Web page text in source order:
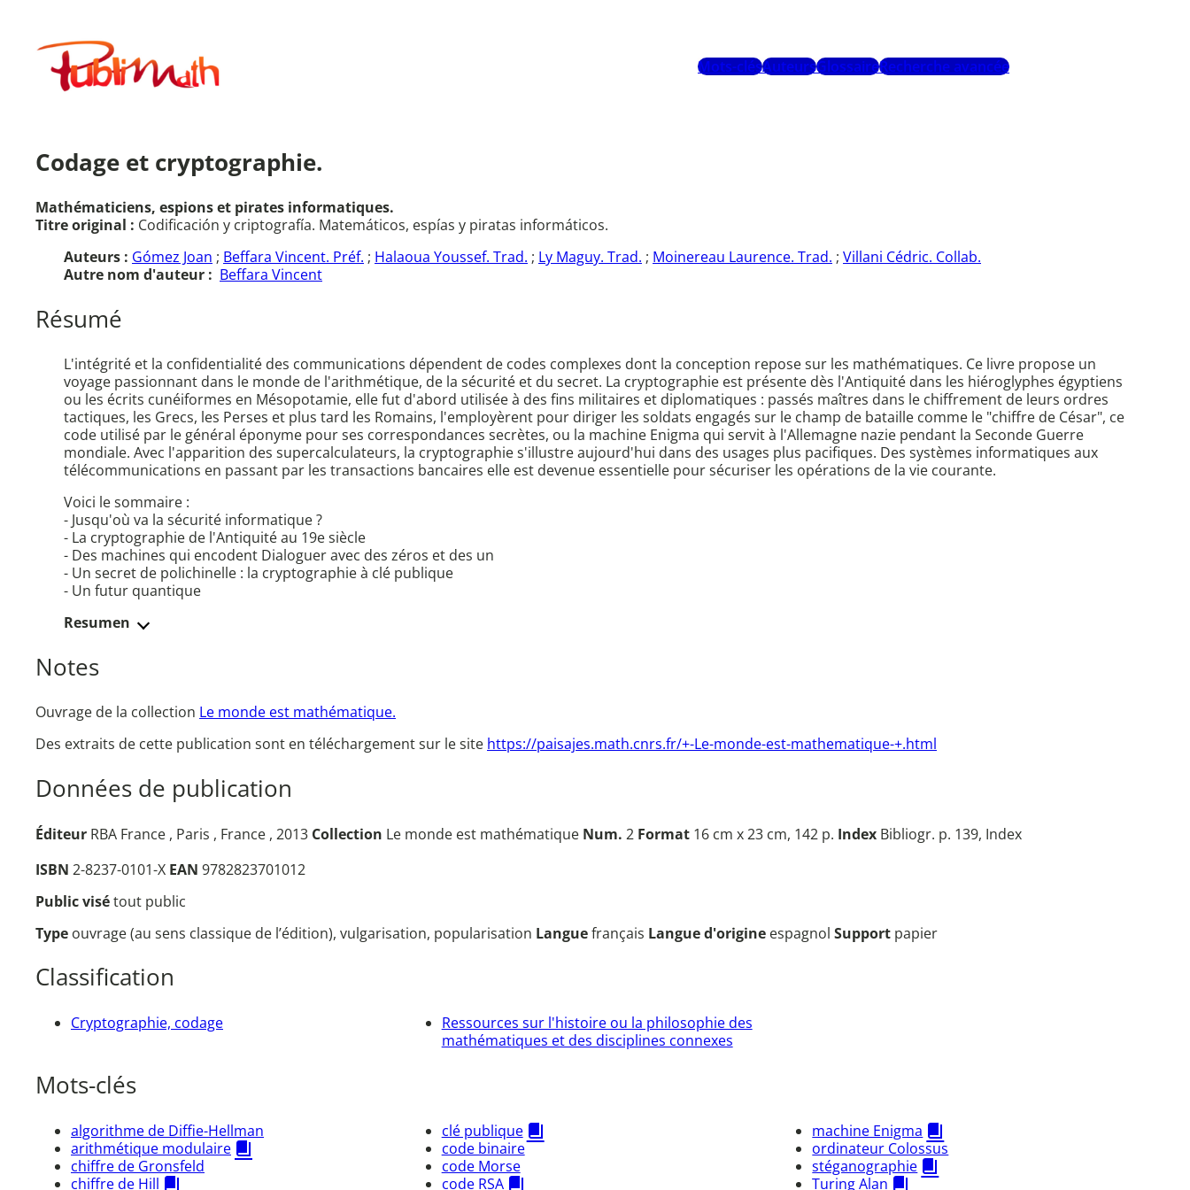
contenuPublimath
Mots-clésAuteursGlossaireRecherche avancée
Codage et cryptographie.
Mathématiciens, espions et pirates informatiques.
Titre original : Codificación y criptografía. Matemáticos, espías y piratas informáticos.
Auteurs : Gómez Joan ; Beffara Vincent. Préf. ; Halaoua Youssef. Trad. ; Ly Maguy. Trad. ; Moinereau Laurence. Trad. ; Villani Cédric. Collab.
Autre nom d'auteur : Beffara Vincent
Résumé
L'intégrité et la confidentialité des communications dépendent de codes complexes dont la conception repose sur les mathématiques. Ce livre propose un
voyage passionnant dans le monde de l'arithmétique, de la sécurité et du secret. La cryptographie est présente dès l'Antiquité dans les hiéroglyphes égyptiens
ou les écrits cunéiformes en Mésopotamie, elle fut d'abord utilisée à des fins militaires et diplomatiques : passés maîtres dans le chiffrement de leurs ordres
tactiques, les Grecs, les Perses et plus tard les Romains, l'employèrent pour diriger les soldats engagés sur le champ de bataille comme le "chiffre de César", ce
code utilisé par le général éponyme pour ses correspondances secrètes, ou la machine Enigma qui servit à l'Allemagne nazie pendant la Seconde Guerre
mondiale. Avec l'apparition des supercalculateurs, la cryptographie s'illustre aujourd'hui dans des usages plus pacifiques. Des systèmes informatiques aux
télécommunications en passant par les transactions bancaires elle est devenue essentielle pour sécuriser les opérations de la vie courante.
Voici le sommaire :
- Jusqu'où va la sécurité informatique ?
- La cryptographie de l'Antiquité au 19e siècle
- Des machines qui encodent Dialoguer avec des zéros et des un
- Un secret de polichinelle : la cryptographie à clé publique
- Un futur quantique
Resumen
Notes
Ouvrage de la collection Le monde est mathématique.
Des extraits de cette publication sont en téléchargement sur le site https://paisajes.math.cnrs.fr/+-Le-monde-est-mathematique-+.html
Données de publication
Éditeur RBA France , Paris , France , 2013 Collection Le monde est mathématique Num. 2 Format 16 cm x 23 cm, 142 p. Index Bibliogr. p. 139, Index
ISBN 2-8237-0101-X EAN 9782823701012
Public visétout public
Type ouvrage (au sens classique de l’édition), vulgarisation, popularisation Languefrançais Langue d'origine espagnol Support papier
Classification
Cryptographie, codage
Ressources sur l'histoire ou la philosophie des
mathématiques et des disciplines connexes
Mots-clés
algorithme de Diffie-Hellman
arithmétique modulaire
chiffre de Gronsfeld
chiffre de Hill
clé publique
code binaire
code Morse
code RSA
machine Enigma
ordinateur Colossus
stéganographie
Turing Alan